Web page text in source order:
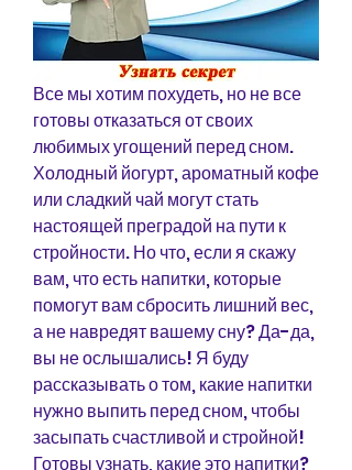
Все мы хотим похудеть, но не все
готовы отказаться от своих
любимых угощений перед сном.
Холодный йогурт, ароматный кофе
или сладкий чай могут стать
настоящей преградой на пути к
стройности. Но что, если я скажу
вам, что есть напитки, которые
помогут вам сбросить лишний вес,
а не навредят вашему сну? Да-да,
вы не ослышались! Я буду
рассказывать о том, какие напитки
нужно выпить перед сном, чтобы
засыпать счастливой и стройной!
Готовы узнать, какие это напитки?